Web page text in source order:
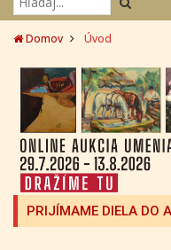
Domov Úvod
PRIJÍMAME DIELA DO